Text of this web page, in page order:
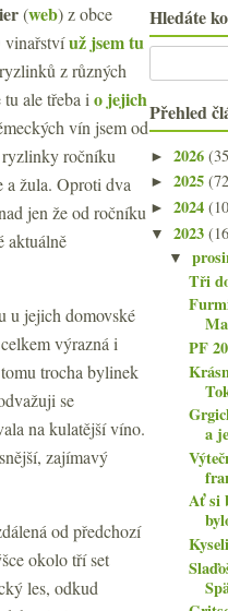
(web) z obce
vinařstvíuž jsem tu
z různých
ale třeba i o jejich
vín jsem od
ročníku
žula. Oproti dva
jen že od ročníku
aktuálně
u jejich domovské
výrazná i
trocha bylinek
se
na kulatější víno.
zajímavý
od předchozí
okolo tří set
les, odkud
Hledáte
Přehled
► 2026
► 2025
► 2024
▼ 2023
▼
Tři
PF
a
Ať si